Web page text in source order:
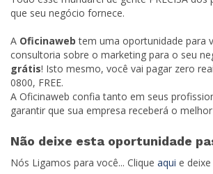
que seu negócio fornece.
A Oficinaweb tem uma oportunidade para
consultoria sobre o marketing para o seu
grátis! Isto mesmo, você vai pagar zero
0800, FREE.
A Oficinaweb confia tanto em seus
garantir que sua empresa receberá o
Não deixe esta oportunidade
Nós Ligamos para você... Clique aqui e